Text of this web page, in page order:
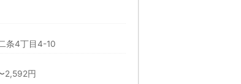
条4丁目4-10
円